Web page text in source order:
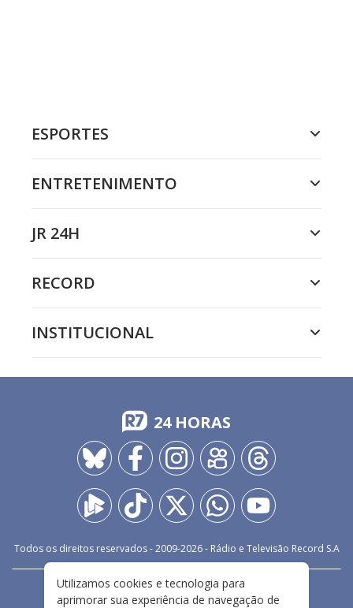
ESPORTES
ENTRETENIMENTO
JR 24H
RECORD
INSTITUCIONAL
24 HORAS
Todos os direitos reservados - 2009-2026- Rádio e Televisão Record S.A
FALE CONOSCO
PRIVACIDADE
Utilizamos cookies e tecnologia para
aprimorar sua experiência de navegação de